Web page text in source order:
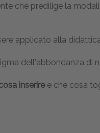
che predilige la
applicato alla
dell'abbondanza di
inseriree che cosa